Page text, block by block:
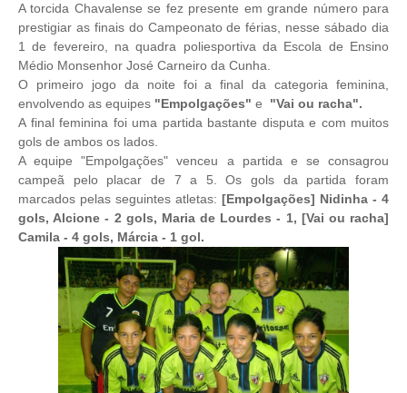
A torcida Chavalense se fez presente em grande número para
prestigiar as finais do Campeonato de férias, nesse sábado dia
1 de fevereiro, na quadra poliesportiva da Escola de Ensino
Médio Monsenhor José Carneiro da Cunha.
O primeiro jogo da noite foi a final da categoria feminina,
envolvendo as equipes "Empolgações" e "Vai ou racha".
A final feminina foi uma partida bastante disputa e com muitos
gols de ambos os lados.
A equipe "Empolgações" venceu a partida e se consagrou
campeã pelo placar de 7 a 5. Os gols da partida foram
marcados pelas seguintes atletas: [Empolgações] Nidinha - 4
gols, Alcione - 2 gols, Maria de Lourdes - 1, [Vai ou racha]
Camila - 4 gols, Márcia - 1 gol.